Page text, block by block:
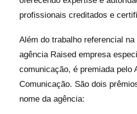
profissionais creditados e
Além do trabalho referencial
agência Raised empresa
comunicação, é premiada pelo
Comunicação. São dois
nome da agência: